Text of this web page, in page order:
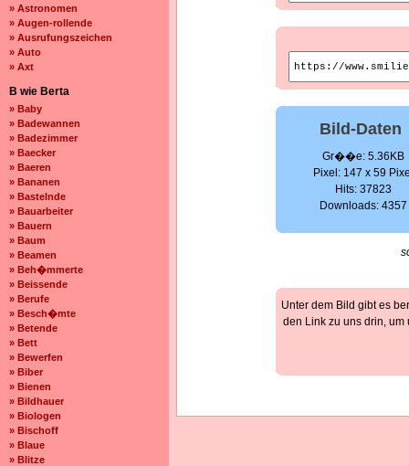
» Astronomen
» Augen-rollende
» Ausrufungszeichen
» Auto
» Axt
B wie Berta
» Baby
» Badewannen
» Badezimmer
» Baecker
» Baeren
» Bananen
» Bastelnde
» Bauarbeiter
» Bauern
» Baum
» Beamen
» Beh�mmerte
» Beissende
» Berufe
» Besch�mte
» Betende
» Bett
» Bewerfen
» Biber
» Bienen
» Bildhauer
» Biologen
» Bischoff
» Blaue
» Blitze
Bild-Daten
Gr��e: 5.36KB
Pixel: 147 x 59
Hits: 37823
Downloads: 4357
Unter dem Bild gibt es
den Link zu uns drin,